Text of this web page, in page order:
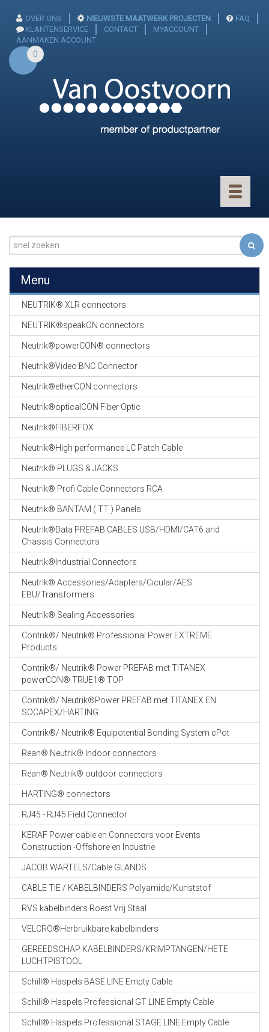
OVER ONS NIEUWSTE MAATWERK PROJECTEN
FAQ
KLANTENSERVICE
CONTACT
MYACCOUNT
AANMAKEN ACCOUNT
0
Toggle
GEVLOCHTEN KOUS
EN
KRIMP KOUS
KOPER KABEL
OP ROL
OCC OPTICAL
FIBER CABLE
GE-ASSEMBLEERDE
19" RACKS
EN
TOEBEHOREN
CABLE EQUIPEMENTS
Menu
NEUTRIK® XLR connectors
NEUTRIK®speakON connectors
Neutrik®powerCON® connectors
Neutrik®Video BNC Connector
Neutrik®etherCON connectors
Neutrik®opticalCON Fiber Optic
Neutrik®FIBERFOX
Neutrik®High performance LC Patch Cable
Neutrik® PLUGS & JACKS
Neutrik® Profi Cable Connectors RCA
Neutrik® BANTAM ( TT ) Panels
Neutrik®Data PREFAB CABLES USB/HDMI/CAT6 and
Chassis Connectors
Neutrik®Industrial Connectors
Neutrik® Accessories/Adapters/Cicular/AES
EBU/Transformers
Neutrik® Sealing Accessories
Contrik®/ Neutrik® Professional Power EXTREME
Products
Contrik®/ Neutrik® Power PREFAB met TITANEX
powerCON® TRUE1® TOP
Contrik®/ Neutrik®Power PREFAB met TITANEX EN
SOCAPEX/HARTING
Contrik®/ Neutrik® Equipotential Bonding System cPot
Rean® Neutrik® Indoor connectors
Rean® Neutrik® outdoor connectors
HARTING® connectors
RJ45 - RJ45 Field Connector
KERAF Power cable en Connectors voor Events
Construction -Offshore en Industrie
JACOB WARTELS/Cable GLANDS
CABLE TIE / KABELBINDERS Polyamide/Kunststof
RVS kabelbinders Roest Vrij Staal
VELCRO®Herbruikbare kabelbinders
GEREEDSCHAP KABELBINDERS/KRIMPTANGEN/HETE
LUCHTPISTOOL
Schill® Haspels BASE LINE Empty Cable
Schill® Haspels Professional GT LINE Empty Cable
Schill® Haspels Professional STAGE LINE Empty Cable